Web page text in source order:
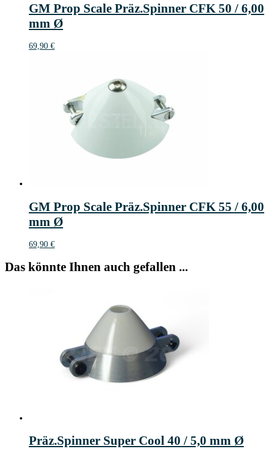
GM Prop Scale Präz.Spinner CFK 50 / 6,00
mm Ø
69,90 €
GM Prop Scale Präz.Spinner CFK 55 / 6,00
mm Ø
69,90 €
Das könnte Ihnen auch gefallen ...
Präz.Spinner Super Cool 40 / 5,0 mm Ø